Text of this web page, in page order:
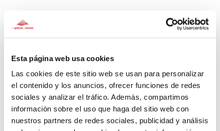
Esta página web usa cookies
Las cookies de este sitio web se usan para personalizar
el contenido y los anuncios, ofrecer funciones de redes
sociales y analizar el tráfico. Además, compartimos
información sobre el uso que haga del sitio web con
nuestros partners de redes sociales, publicidad y análisis
Comentarios (1)